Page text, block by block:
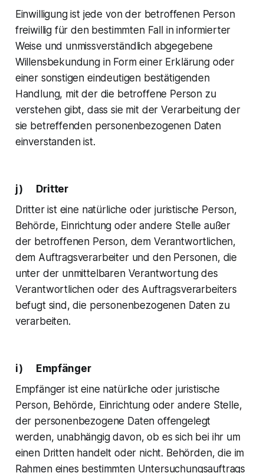
Einwilligung ist jede von der betroffenen Person
freiwillig für den bestimmten Fall in informierter
Weise und unmissverständlich abgegebene
Willensbekundung in Form einer Erklärung oder
einer sonstigen eindeutigen bestätigenden
Handlung, mit der die betroffene Person zu
verstehen gibt, dass sie mit der Verarbeitung der
sie betreffenden personenbezogenen Daten
einverstanden ist.
j) Dritter
Dritter ist eine natürliche oder juristische Person,
Behörde, Einrichtung oder andere Stelle außer
der betroffenen Person, dem Verantwortlichen,
dem Auftragsverarbeiter und den Personen, die
unter der unmittelbaren Verantwortung des
Verantwortlichen oder des Auftragsverarbeiters
befugt sind, die personenbezogenen Daten zu
verarbeiten.
i) Empfänger
Empfänger ist eine natürliche oder juristische
Person, Behörde, Einrichtung oder andere Stelle,
der personenbezogene Daten offengelegt
werden, unabhängig davon, ob es sich bei ihr um
einen Dritten handelt oder nicht. Behörden, die im
Rahmen eines bestimmten Untersuchungsauftrags